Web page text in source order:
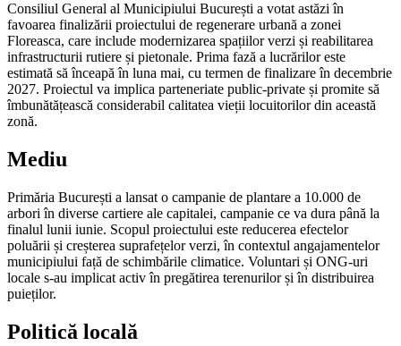
Consiliul General al Municipiului București a votat astăzi în
favoarea finalizării proiectului de regenerare urbană a zonei
Floreasca, care include modernizarea spațiilor verzi și reabilitarea
infrastructurii rutiere și pietonale. Prima fază a lucrărilor este
estimată să înceapă în luna mai, cu termen de finalizare în decembrie
2027. Proiectul va implica parteneriate public-private și promite să
îmbunătățească considerabil calitatea vieții locuitorilor din această
zonă.
Mediu
Primăria București a lansat o campanie de plantare a 10.000 de
arbori în diverse cartiere ale capitalei, campanie ce va dura până la
finalul lunii iunie. Scopul proiectului este reducerea efectelor
poluării și creșterea suprafețelor verzi, în contextul angajamentelor
municipiului față de schimbările climatice. Voluntari și ONG-uri
locale s-au implicat activ în pregătirea terenurilor și în distribuirea
puieților.
Politică locală